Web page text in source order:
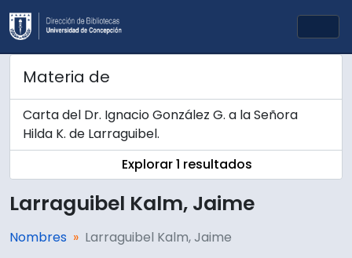
Skip to main content
Materia de
Carta del Dr. Ignacio González G. a la Señora
Hilda K. de Larraguibel.
Explorar 1 resultados
Larraguibel Kalm, Jaime
Nombres Larraguibel Kalm, Jaime